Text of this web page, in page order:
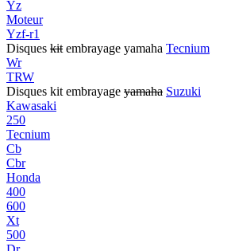
Yz
Moteur
Yzf-r1
Disques kit embrayage yamaha Tecnium
Wr
TRW
Disques kit embrayage yamaha Suzuki
Kawasaki
250
Tecnium
Cb
Cbr
Honda
400
600
Xt
500